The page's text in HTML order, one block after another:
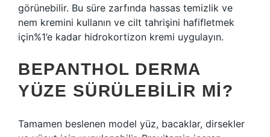
görünebilir. Bu süre zarfında hassas temizlik ve
nem kremini kullanın ve cilt tahrişini hafifletmek
için%1’e kadar hidrokortizon kremi uygulayın.
BEPANTHOL DERMA
YÜZE SÜRÜLEBILIR MI?
Tamamen beslenen model yüz, bacaklar, dirsekler